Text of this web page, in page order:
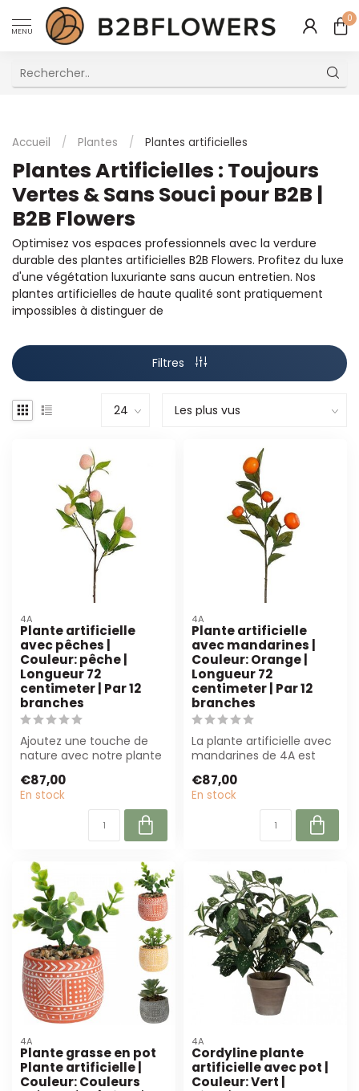
MENU
0
Accueil / Plantes / Plantes artificielles
Plantes Artificielles : Toujours
Vertes & Sans Souci pour B2B |
B2B Flowers
Optimisez vos espaces professionnels avec la verdure
durable des plantes artificielles B2B Flowers. Profitez du luxe
d'une végétation luxuriante sans aucun entretien. Nos
plantes artificielles de haute qualité sont pratiquement
impossibles à distinguer de
Filtres
4A
Plante artificielle
avec pêches |
Couleur: pêche |
Longueur 72
centimeter | Par 12
branches
Ajoutez une touche de
nature avec notre plante
pêches! D'u...
€87,00
En stock
4A
Plante artificielle
avec mandarines |
Couleur: Orange |
Longueur 72
centimeter | Par 12
branches
La plante artificielle avec
mandarines de 4A est
de 72 c...
€87,00
En stock
4A
Plante grasse en pot
Plante artificielle |
Couleur: Couleurs
4A
Cordyline plante
artificielle avec pot |
Couleur: Vert |